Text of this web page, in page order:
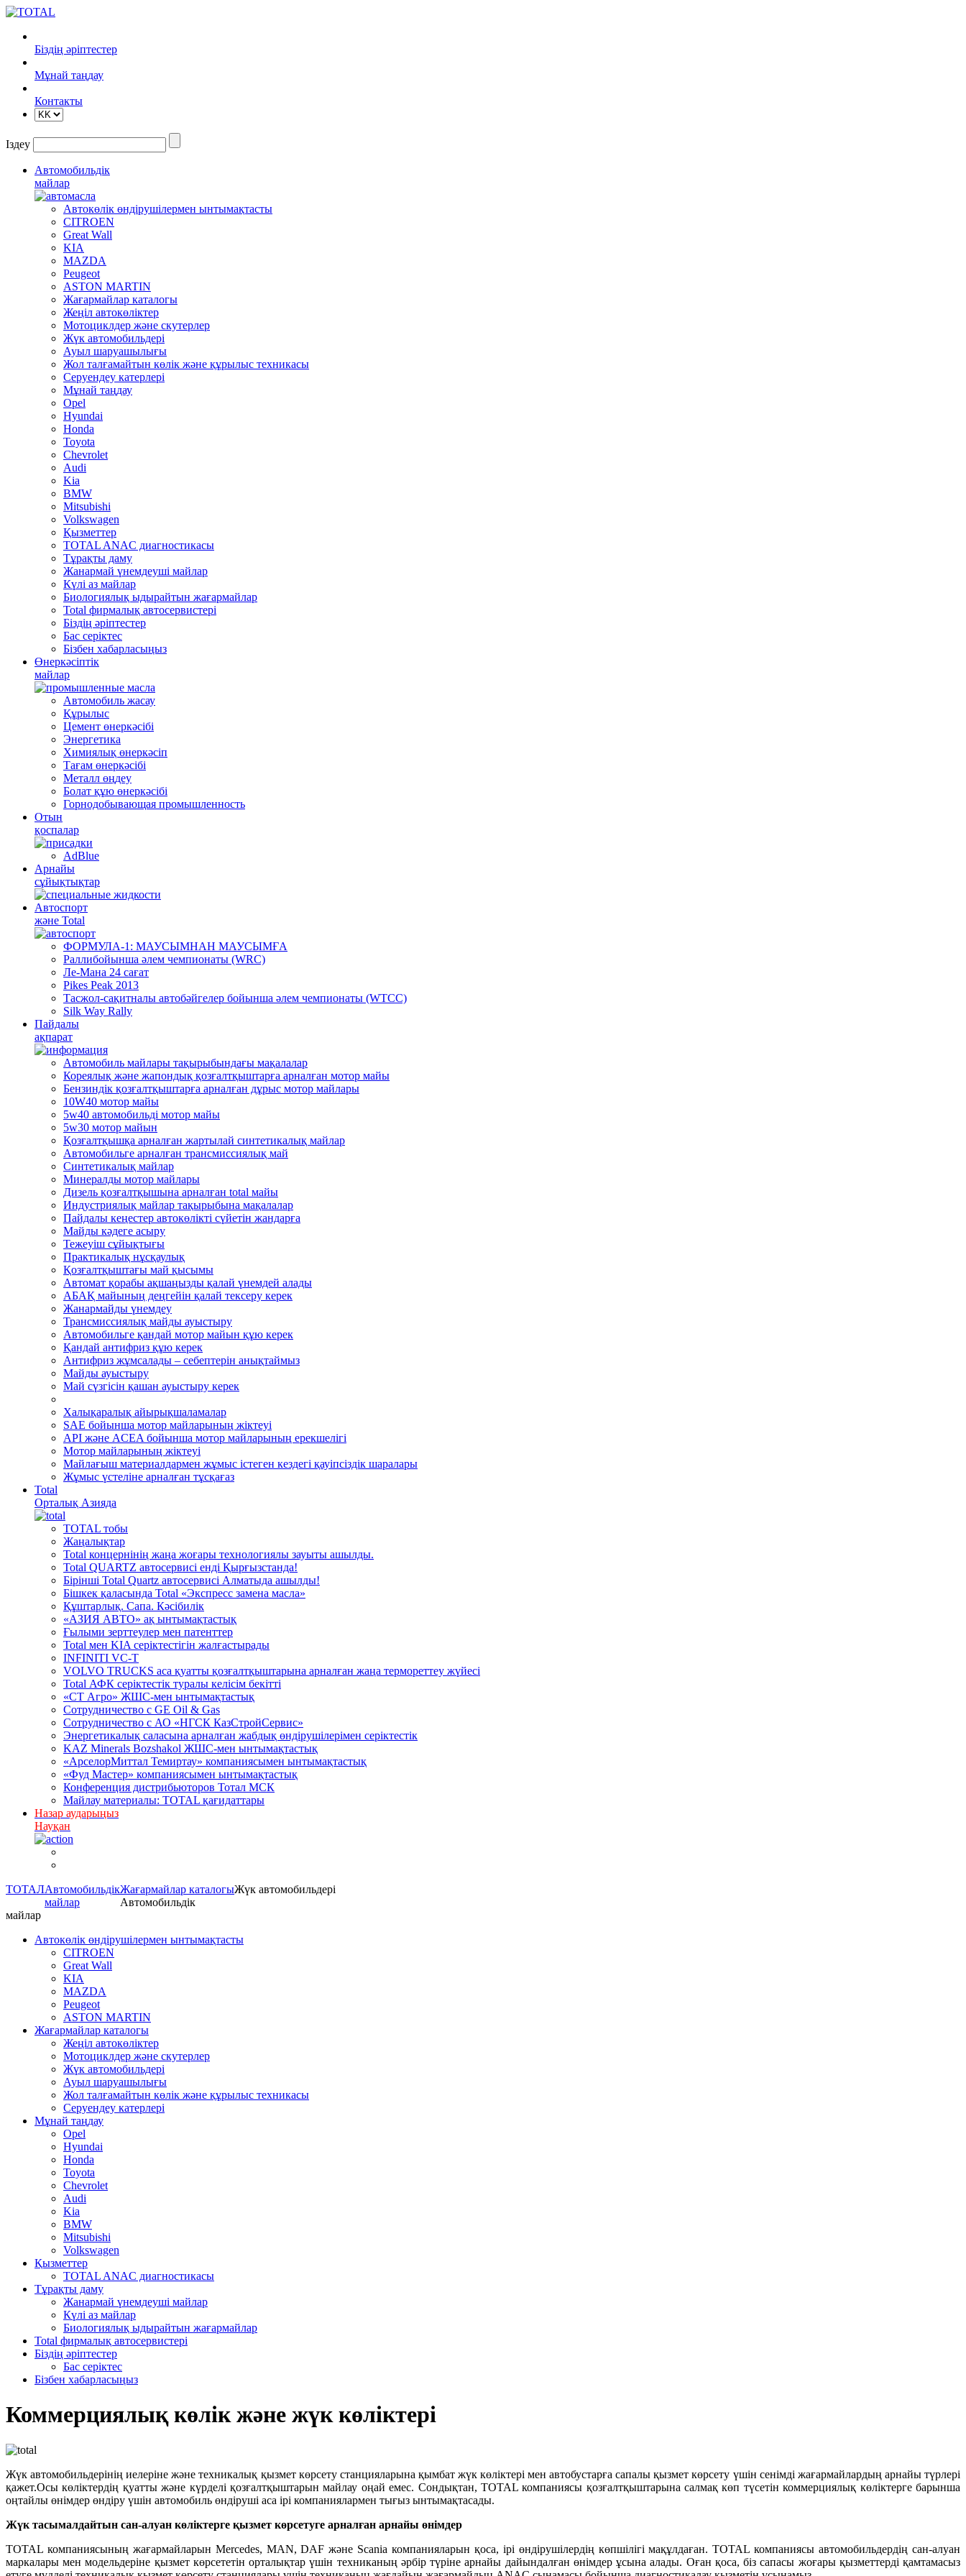
Біздің әріптестер
Mұнай таңдау
Контакты
Іздеу
Автомобильдік
майлар
Автокөлік өндірушілермен ынтымақтасты
CITROEN
Great Wall
KIA
MAZDA
Peugeot
ASTON MARTIN
Жағармайлар каталогы
Жеңіл автокөліктер
Мотоциклдер және скутерлер
Жүк автомобильдері
Ауыл шаруашылығы
Жол талғамайтын көлік және құрылыс техникасы
Серуендеу катерлері
Mұнай таңдау
Opel
Hyundai
Honda
Toyota
Chevrolet
Audi
Kia
BMW
Mitsubishi
Volkswagen
Қызметтер
TOTAL ANAC диагностикасы
Тұрақты даму
Жанармай үнемдеуші майлар
Күлі аз майлар
Биологиялық ыдырайтын жағармайлар
Total фирмалық автосервистері
Біздің әріптестер
Бас серіктес
Бізбен хабарласыңыз
Өнеркәсіптік
майлар
Автомобиль жасау
Құрылыс
Цемент өнеркәсібі
Энергетика
Химиялық өнеркәсіп
Тағам өнеркәсібі
Металл өңдеу
Болат құю өнеркәсібі
Горнодобывающая промышленность
Отын
қоспалар
AdBlue
Арнайы
сұйықтықтар
Автоспорт
және Total
ФОРМУЛА-1: МАУСЫМНАН МАУСЫМҒА
Раллибойынша әлем чемпионаты (WRC)
Ле-Мана 24 сағат
Pikes Peak 2013
Тасжол-сақитналы автобәйгелер бойынша әлем чемпионаты (WTCC)
Silk Way Rally
Пайдалы
ақпарат
Автомобиль майлары тақырыбындағы мақалалар
Кореялық және жапондық қозғалтқыштарға арналған мотор майы
Бензиндік қозғалтқыштарға арналған дұрыс мотор майлары
10W40 мотор майы
5w40 автомобильді мотор майы
5w30 мотор майын
Қозғалтқышқа арналған жартылай синтетикалық майлар
Автомобильге арналған трансмиссиялық май
Синтетикалық майлар
Минералды мотор майлары
Дизель қозғалтқышына арналған total майы
Индустриялық майлар тақырыбына мақалалар
Пайдалы кеңестер автокөлікті сүйетін жандарға
Mайды кәдеге асыру
Тежеуіш cұйықтығы
Практикалық нұсқаулық
Қозғалтқыштағы май қысымы
Автомат қорабы ақшаңызды қалай үнемдей алады
АБАҚ майының деңгейін қалай тексеру керек
Жанармайды үнемдеу
Трансмиссиялық майды ауыстыру
Автомобильге қандай мотор майын құю керек
Қандай антифриз құю керек
Антифриз жұмсалады – себептерін анықтаймыз
Майды ауыстыру
Май сүзгісін қашан ауыстыру керек
Халықаралық айырықшаламалар
SAE бойынша мотор майларының жіктеуі
API және ACEA бойынша мотор майларының ерекшелігі
Мотор майларының жіктеуі
Майлағыш материалдармен жұмыс істеген кездегі қауіпсіздік шаралары
Жұмыс үстеліне арналған тұсқағаз
Total
Орталық Азияда
TOTAL тобы
Жаңалықтар
Total концернінің жаңа жоғары технологиялы зауыты ашылды.
Total QUARTZ автосервисі енді Қырғызстанда!
Бірінші Total Quartz автосервисі Алматыда ашылды!
Бішкек қаласында Total «Экспресс замена масла»
Құштарлық. Сапа. Кәсібилік
«АЗИЯ АВТО» ақ ынтымақтастық
Ғылыми зерттеулер мен патенттер
Total мен KIA серіктестігін жалғастырады
INFINITI VC-T
VOLVO TRUCKS аса қуатты қозғалтқыштарына арналған жаңа термореттеу жүйесі
Total АФК серіктестік туралы келісім бекітті
«СТ Агро» ЖШС-мен ынтымақтастық
Сотрудничество c GE Oil & Gas
Сотрудничество с АО «НГСК КазСтройСервис»
Энергетикалық саласына арналған жабдық өндірушілерімен серіктестік
KAZ Minerals Bozshakol ЖШС-мен ынтымақтастық
«АрселорМиттал Темиртау» компаниясымен ынтымақтастық
«Фуд Мастер» компаниясымен ынтымақтастық
Конференция дистрибьюторов Тотал МСК
Майлау материалы: TOTAL қағидаттары
Назар аударыңыз
Науқан
ТОТАЛАвтомобильдік
майлар
Жағармайлар каталогыЖүк автомобильдері
Автомобильдік
майлар
Автокөлік өндірушілермен ынтымақтасты
CITROEN
Great Wall
KIA
MAZDA
Peugeot
ASTON MARTIN
Жағармайлар каталогы
Жеңіл автокөліктер
Мотоциклдер және скутерлер
Жүк автомобильдері
Ауыл шаруашылығы
Жол талғамайтын көлік және құрылыс техникасы
Серуендеу катерлері
Mұнай таңдау
Opel
Hyundai
Honda
Toyota
Chevrolet
Audi
Kia
BMW
Mitsubishi
Volkswagen
Қызметтер
TOTAL ANAC диагностикасы
Тұрақты даму
Жанармай үнемдеуші майлар
Күлі аз майлар
Биологиялық ыдырайтын жағармайлар
Total фирмалық автосервистері
Біздің әріптестер
Бас серіктес
Бізбен хабарласыңыз
Коммерциялық көлік және жүк көліктері
Жүк автомобильдерінің иелеріне және техникалық қызмет көрсету станцияларына қымбат жүк көліктері мен автобустарға сапалы қызмет көрсету үшін сенімді жағармайлардың арнайы түрлері
қажет.Осы көліктердің қуатты және күрделі қозғалтқыштарын майлау оңай емес. Сондықтан, TOTAL компаниясы қозғалтқыштарына салмақ көп түсетін коммерциялық көліктерге барынша
оңтайлы өнімдер өндіру үшін автомобиль өндіруші аса ірі компаниялармен тығыз ынтымақтасады.
Жүк тасымалдайтын сан-алуан көліктерге қызмет көрсетуге арналған арнайы өнімдер
TOTAL компаниясының жағармайларын Mercedes, MAN, DAF және Scania компанияларын қоса, ірі өндірушілердің көпшілігі мақұлдаған. TOTAL компаниясы автомобильдердің сан-алуан
маркалары мен модельдеріне қызмет көрсететін орталықтар үшін техниканың әрбір түріне арнайы дайындалған өнімдер ұсына алады. Оған қоса, біз сапасы жоғары қызметтерді қамтамасыз